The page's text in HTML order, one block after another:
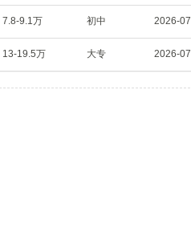
7.8-9.1万 初中 2026-
13-19.5万 大专 2026-